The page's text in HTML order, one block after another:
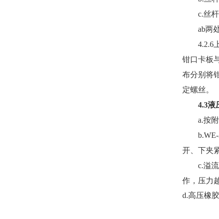
c.丝
ab两
4.2.6
钳口卡板
布分别将
定螺丝。
4.3液
a.按
b.WE-
开、下夹
c.溢
作，压力
d.高压橡